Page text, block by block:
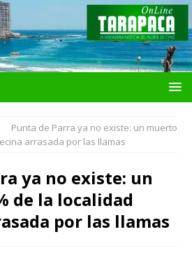
Punta de Parra ya no existe: un muerto
arrasada por las llamas
ya no existe: un
de la localidad
por las llamas